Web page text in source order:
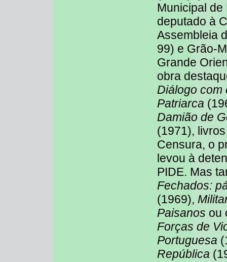
Municipal
deputado à
Assembleia
99) e Grão-
Grande
obra
Diálogo com
Patriarca
Damião de
(1971),
Censura, o
levou à
PIDE. Mas
Fechados:
(1969),
Paisanos ou
Forças de
Portuguesa
República